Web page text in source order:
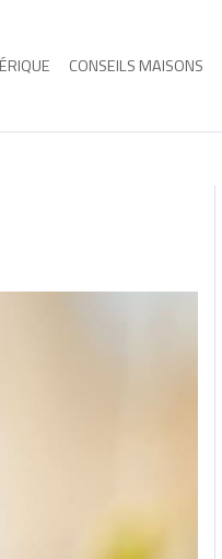
CONSEILS MAISONS